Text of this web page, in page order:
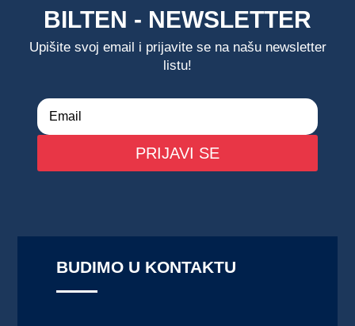
BILTEN - NEWSLETTER
Upišite svoj email i prijavite se na našu newsletter
listu!
PRIJAVI SE
BUDIMO U KONTAKTU